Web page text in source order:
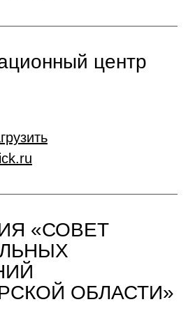
центр
«СОВЕТ
ОБЛАСТИ»